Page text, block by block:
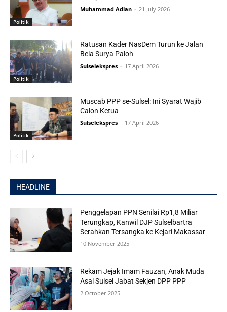
Politik
Muhammad Adlan - 21 July 2026
Politik
Ratusan Kader NasDem Turun ke Jalan
Bela Surya Paloh
Sulselekspres - 17 April 2026
Politik
Muscab PPP se-Sulsel: Ini Syarat Wajib
Calon Ketua
Sulselekspres - 17 April 2026
HEADLINE
Penggelapan PPN Senilai Rp1,8 Miliar
Terungkap, Kanwil DJP Sulselbartra
Serahkan Tersangka ke Kejari Makassar
10 November 2025
Rekam Jejak Imam Fauzan, Anak Muda
Asal Sulsel Jabat Sekjen DPP PPP
2 October 2025